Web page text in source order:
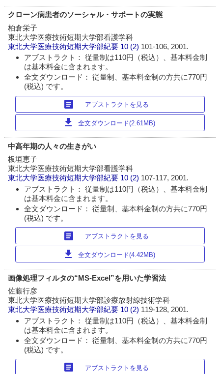
クローン病患者のソーシャル・サポートの実態
柏倉栄子
東北大学医療技術短期大学部看護学科
東北大学医療技術短期大学部紀要 10 (2) 101-106, 2001.
アブストラクト： 従量制は110円（税込）、基本料金制
は基本料金に含まれます。
全文ダウンロード： 従量制、基本料金制の方共に770円
(税込) です。
article アブストラクトを見る
download 全文ダウンロード(2.61MB)
中高年期の人々の生きがい
板垣恵子
東北大学医療技術短期大学部看護学科
東北大学医療技術短期大学部紀要 10 (2) 107-117, 2001.
アブストラクト： 従量制は110円（税込）、基本料金制
は基本料金に含まれます。
全文ダウンロード： 従量制、基本料金制の方共に770円
(税込) です。
article アブストラクトを見る
download 全文ダウンロード(4.42MB)
画像処理フィルタの“MS-Excel”を用いた学習法
佐藤行彦
東北大学医療技術短期大学部診療放射線技術学科
東北大学医療技術短期大学部紀要 10 (2) 119-128, 2001.
アブストラクト： 従量制は110円（税込）、基本料金制
は基本料金に含まれます。
全文ダウンロード： 従量制、基本料金制の方共に770円
(税込) です。
article アブストラクトを見る